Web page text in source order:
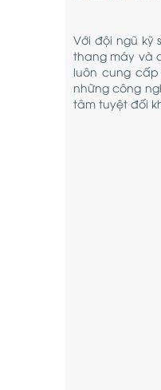
Với đội ngũ kỹ
thang máy và
luôn cung
những công
tâm tuyệt đối